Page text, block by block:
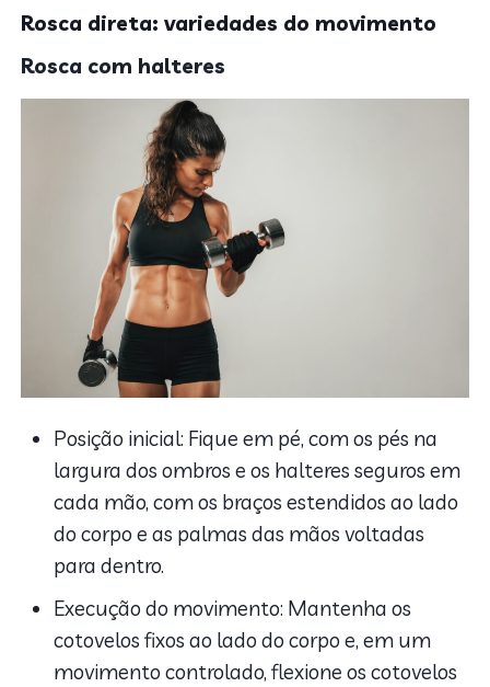
Rosca direta: variedades do movimento
Rosca com halteres
Posição inicial: Fique em pé, com os pés na
largura dos ombros e os halteres seguros em
cada mão, com os braços estendidos ao lado
do corpo e as palmas das mãos voltadas
para dentro.
Execução do movimento: Mantenha os
cotovelos fixos ao lado do corpo e, em um
movimento controlado, flexione os cotovelos